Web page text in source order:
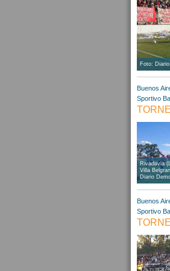
Foto:
Buenos
Sportivo
Rivadavia
Villa
Diario
Buenos
Sportivo